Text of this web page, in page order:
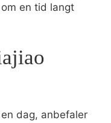
en tid langt
dag, anbefaler